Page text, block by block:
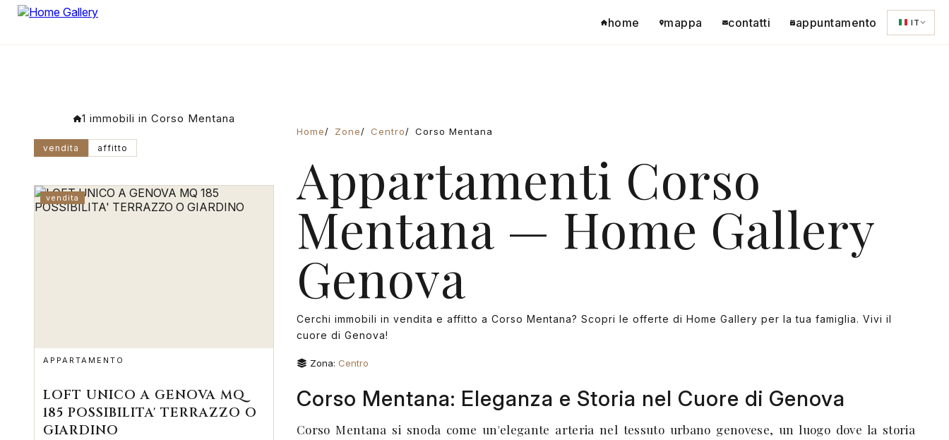
home mappa contatti appuntamento IT
1 immobili in Corso Mentana
vendita affitto
vendita
APPARTAMENTO
LOFT UNICO A GENOVA MQ
185 POSSIBILITA' TERRAZZO O
GIARDINO
Home Zone Centro Corso Mentana
Appartamenti Corso
Mentana — Home Gallery
Genova
Cerchi immobili in vendita e affitto a Corso Mentana? Scopri le offerte di Home Gallery per la tua famiglia. Vivi il
cuore di Genova!
Zona: Centro
Corso Mentana: Eleganza e Storia nel Cuore di Genova
Corso Mentana si snoda come un'elegante arteria nel tessuto urbano genovese, un luogo dove la storia